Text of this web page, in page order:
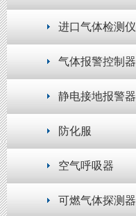
进口气体检测仪
气体报警控制器
静电接地报警器
防化服
空气呼吸器
可燃气体探测器